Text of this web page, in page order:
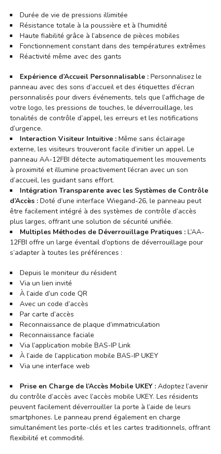
Durée de vie de pressions illimitée
Résistance totale à la poussière et à l’humidité
Haute fiabilité grâce à l’absence de pièces mobiles
Fonctionnement constant dans des températures extrêmes
Réactivité même avec des gants
Expérience d’Accueil Personnalisable : Personnalisez le
panneau avec des sons d’accueil et des étiquettes d’écran
personnalisés pour divers événements, tels que l’affichage de
votre logo, les pressions de touches, le déverrouillage, les
tonalités de contrôle d’appel, les erreurs et les notifications
d’urgence.
Interaction Visiteur Intuitive : Même sans éclairage
externe, les visiteurs trouveront facile d’initier un appel. Le
panneau AA-12FBI détecte automatiquement les mouvements
à proximité et illumine proactivement l’écran avec un son
d’accueil, les guidant sans effort.
Intégration Transparente avec les Systèmes de Contrôle
d’Accès : Doté d’une interface Wiegand-26, le panneau peut
être facilement intégré à des systèmes de contrôle d’accès
plus larges, offrant une solution de sécurité unifiée.
Multiples Méthodes de Déverrouillage Pratiques : L’AA-
12FBI offre un large éventail d’options de déverrouillage pour
s’adapter à toutes les préférences :
Depuis le moniteur du résident
Via un lien invité
À l’aide d’un code QR
Avec un code d’accès
Par carte d’accès
Reconnaissance de plaque d’immatriculation
Reconnaissance faciale
Via l’application mobile BAS-IP Link
À l’aide de l’application mobile BAS-IP UKEY
Via une interface web
Prise en Charge de l’Accès Mobile UKEY : Adoptez l’avenir
du contrôle d’accès avec l’accès mobile UKEY. Les résidents
peuvent facilement déverrouiller la porte à l’aide de leurs
smartphones. Le panneau prend également en charge
simultanément les porte-clés et les cartes traditionnels, offrant
flexibilité et commodité.